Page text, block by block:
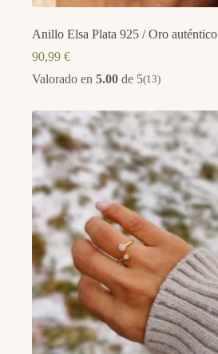
Anillo Elsa Plata 925 / Oro auténtico
90,99 €
Valorado en 5.00 de 5(13)